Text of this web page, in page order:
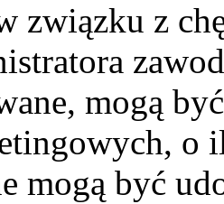
związku z
mogą
o
mogą być